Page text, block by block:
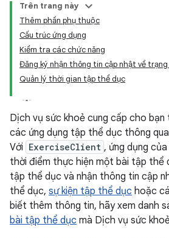
Trên trang này
Thêm phần phụ thuộc
Cấu trúc ứng dụng
Kiểm tra các chức năng
Đăng ký nhận thông tin cập nhật về
Quản lý thời gian tập thể dục
Dịch vụ sức khoẻ cung cấp cho
các ứng dụng tập thể dục thông qua
Với ExerciseClient , ứng dụng
thời điểm thực hiện một bài tập thể
tập thể dục và nhận thông tin cập
thể dục, sự kiện tập thể dục hoặc
biết thêm thông tin, hãy xem danh
bài tập thể dục mà Dịch vụ sức